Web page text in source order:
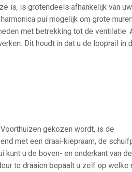
is, is grotendeels afhankelijk van uw
pui mogelijk om grote
met betrekking tot de ventilatie.
Dit houdt in dat u de looprail in
gekozen wordt, is de
met een draai-kiepraam, de
kunt u de boven- en onderkant van
te draaien bepaalt u zelf op welke